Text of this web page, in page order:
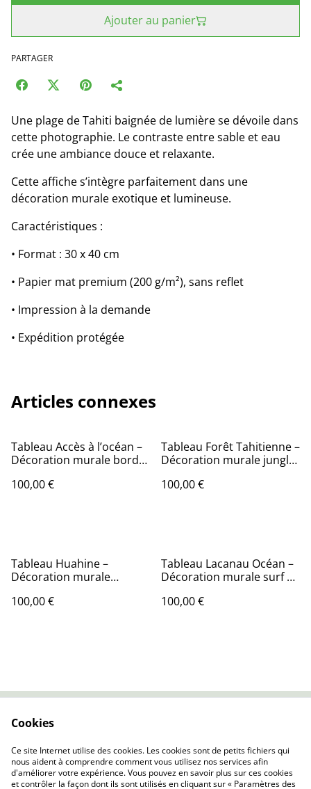
Ajouter au panier
PARTAGER
Une plage de Tahiti baignée de lumière se dévoile dans
cette photographie. Le contraste entre sable et eau
crée une ambiance douce et relaxante.
Cette affiche s’intègre parfaitement dans une
décoration murale exotique et lumineuse.
Caractéristiques :
• Format : 30 x 40 cm
• Papier mat premium (200 g/m²), sans reflet
• Impression à la demande
• Expédition protégée
Articles connexes
Tableau Accès à l’océan –
Décoration murale bord
100,00 €
Tableau Forêt Tahitienne –
Décoration murale jungle
100,00 €
Tableau Huahine –
Décoration murale
100,00 €
Tableau Lacanau Océan –
Décoration murale surf –
100,00 €
Politique de
confidentialité
Politique de cookies
Cookies
Ce site Internet utilise des cookies. Les cookies sont de petits fichiers qui
nous aident à comprendre comment vous utilisez nos services afin
d'améliorer votre expérience. Vous pouvez en savoir plus sur ces cookies
et contrôler la façon dont ils sont utilisés en cliquant sur « Paramètres des